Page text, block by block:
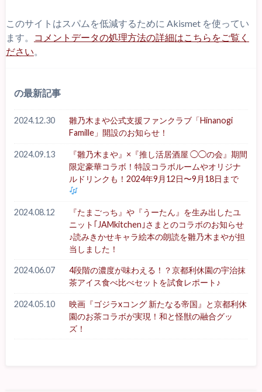
このサイトはスパムを低減するために Akismet を使ってい
ます。
コメントデータの処理方法の詳細はこちらをご覧く
ださい
の最新記事
2024.12.30
雛乃木まや公式支援ファンクラブ「Hinanogi
Famille」開設のお知らせ！
2024.09.13
『雛乃木まや』×『推し活居酒屋 ◯◯の会』期間
限定豪華コラボ！特設コラボルームやオリジナ
ルドリンクも！2024年9月12日〜9月18日まで
2024.08.12
『たまごっち』や『うーたん』を生み出したユ
ニット｢JAMkitchen｣さまとのコラボのお知らせ
♪読みきかせキャラ絵本の朗読を雛乃木まやが担
当しました！
2024.06.07
4段階の濃度が味わえる！？京都利休園の宇治抹
茶アイス食べ比べセットを試食レポート♪
2024.05.10
映画『ゴジラxコング 新たなる帝国』と京都利休
園のお茶コラボが実現！和と怪獣の融合グッ
ズ！